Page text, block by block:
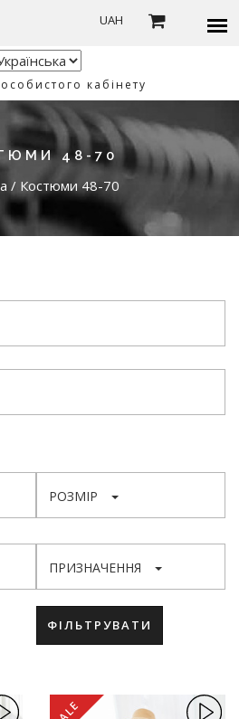
UAH
кабінету
48-70
/ Костюми 48-70
РОЗМІР
ПРИЗНАЧЕННЯ
ФІЛЬТРУВАТИ